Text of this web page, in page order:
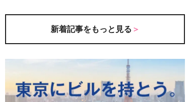
新着記事をもっと見る